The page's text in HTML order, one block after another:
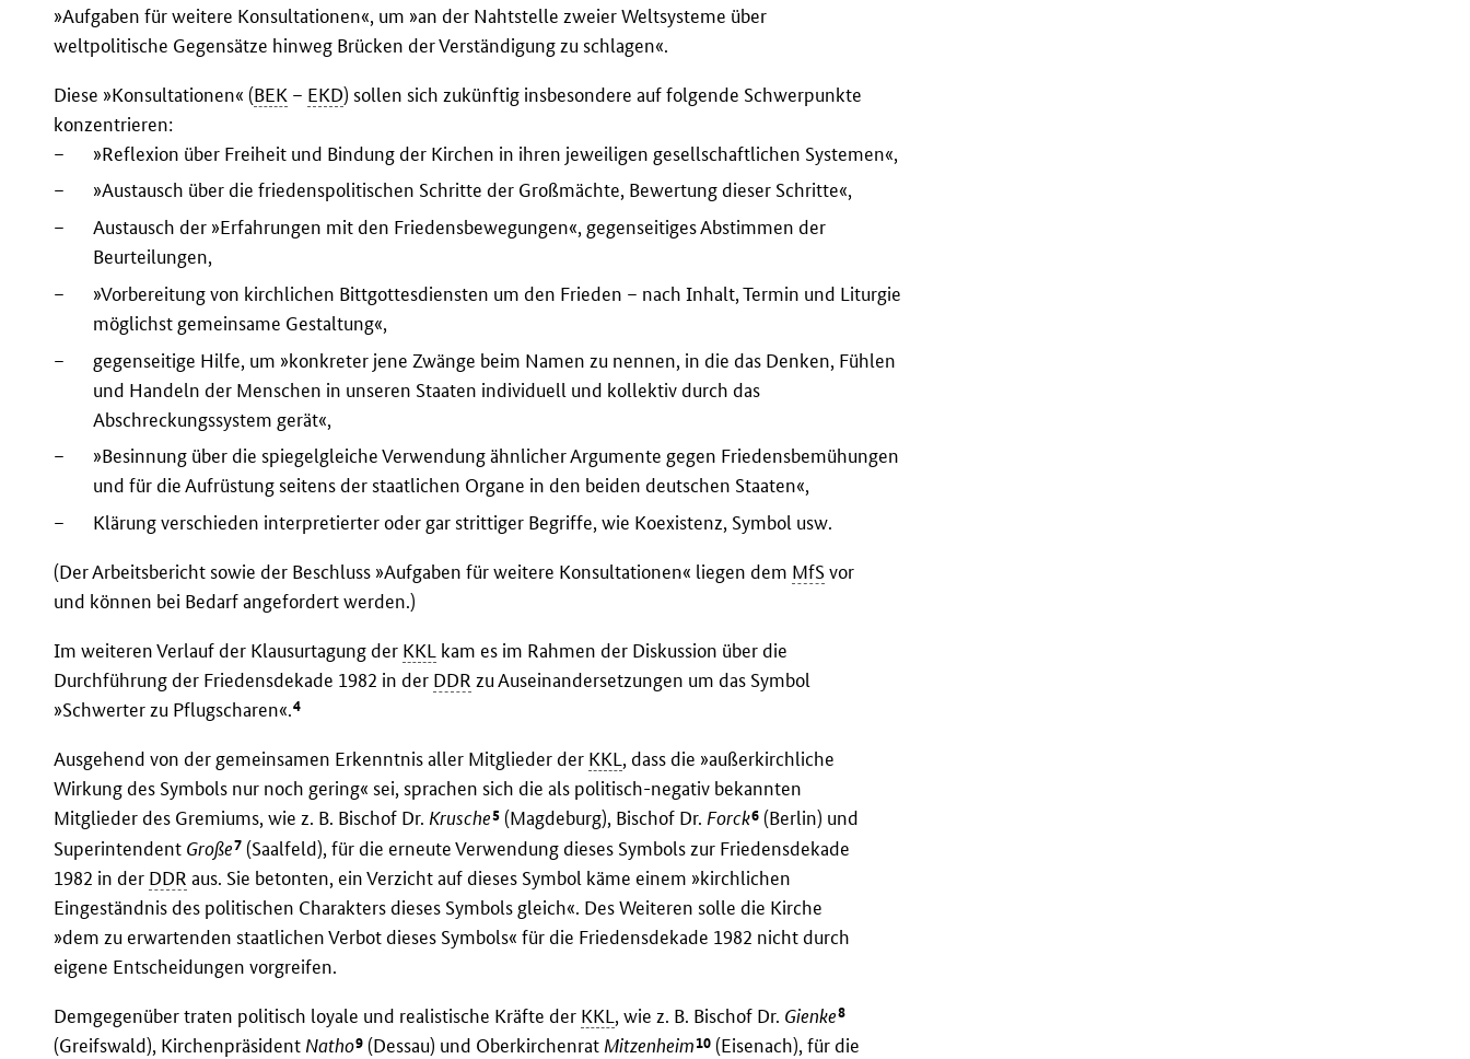
»Aufgaben für weitere Konsultationen«, um »an der Nahtstelle zweier Weltsysteme über
weltpolitische Gegensätze hinweg Brücken der Verständigung zu schlagen«.
Diese »Konsultationen« (BEK – EKD) sollen sich zukünftig insbesondere auf folgende Schwerpunkte
konzentrieren:
–
»Reflexion über Freiheit und Bindung der Kirchen in ihren jeweiligen gesellschaftlichen Systemen«,
–
»Austausch über die friedenspolitischen Schritte der Großmächte, Bewertung dieser Schritte«,
–
Austausch der »Erfahrungen mit den Friedensbewegungen«, gegenseitiges Abstimmen der
Beurteilungen,
–
»Vorbereitung von kirchlichen Bittgottesdiensten um den Frieden – nach Inhalt, Termin und Liturgie
möglichst gemeinsame Gestaltung«,
–
gegenseitige Hilfe, um »konkreter jene Zwänge beim Namen zu nennen, in die das Denken, Fühlen
und Handeln der Menschen in unseren Staaten individuell und kollektiv durch das
Abschreckungssystem gerät«,
–
»Besinnung über die spiegelgleiche Verwendung ähnlicher Argumente gegen Friedensbemühungen
und für die Aufrüstung seitens der staatlichen Organe in den beiden deutschen Staaten«,
–
Klärung verschieden interpretierter oder gar strittiger Begriffe, wie Koexistenz, Symbol usw.
(Der Arbeitsbericht sowie der Beschluss »Aufgaben für weitere Konsultationen« liegen dem MfSvor
und können bei Bedarf angefordert werden.)
Im weiteren Verlauf der Klausurtagung der KKL kam es im Rahmen der Diskussion über die
Durchführung der Friedensdekade 1982 in der DDR zu Auseinandersetzungen um das Symbol
»Schwerter zu Pflugscharen«.4
Ausgehend von der gemeinsamen Erkenntnis aller Mitglieder der KKL, dass die »außerkirchliche
Wirkung des Symbols nur noch gering« sei, sprachen sich die als politisch-negativ bekannten
Mitglieder des Gremiums, wie z. B. Bischof Dr. Krusche5 (Magdeburg), Bischof Dr. Forck6 (Berlin) und
Superintendent Große7 (Saalfeld), für die erneute Verwendung dieses Symbols zur Friedensdekade
1982 in der DDR aus. Sie betonten, ein Verzicht auf dieses Symbol käme einem »kirchlichen
Eingeständnis des politischen Charakters dieses Symbols gleich«. Des Weiteren solle die Kirche
»dem zu erwartenden staatlichen Verbot dieses Symbols« für die Friedensdekade 1982 nicht durch
eigene Entscheidungen vorgreifen.
Demgegenüber traten politisch loyale und realistische Kräfte der KKL, wie z. B. Bischof Dr. Gienke8
(Greifswald), Kirchenpräsident Natho9 (Dessau) und Oberkirchenrat Mitzenheim10 (Eisenach), für die